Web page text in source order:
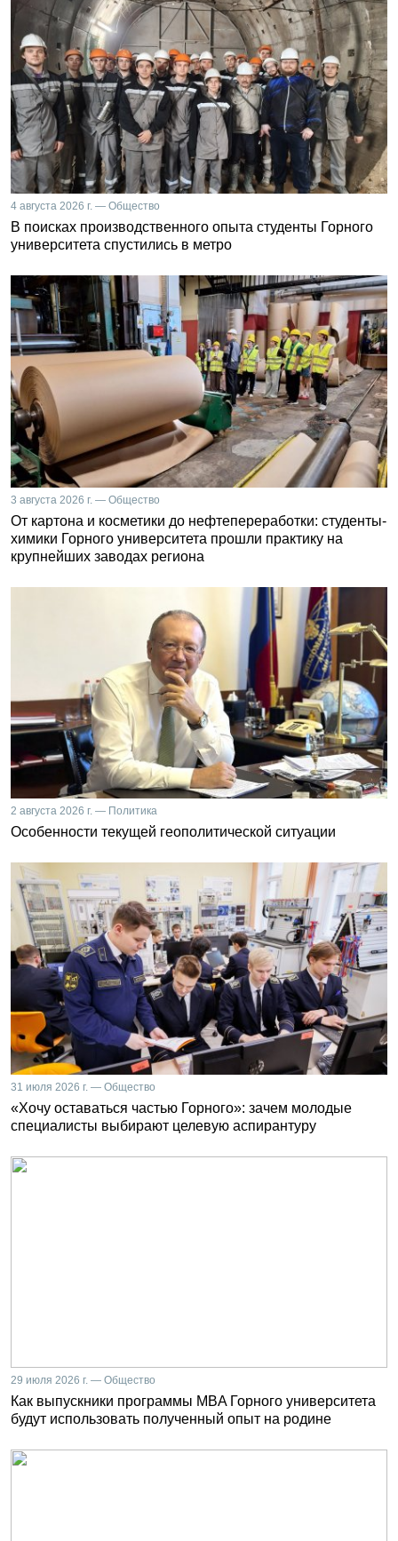
4 августа 2026 г. — Общество
В поисках производственного опыта студенты Горного
университета спустились в метро
3 августа 2026 г. — Общество
От картона и косметики до нефтепереработки: студенты-
химики Горного университета прошли практику на
крупнейших заводах региона
2 августа 2026 г. — Политика
Особенности текущей геополитической ситуации
31 июля 2026 г. — Общество
«Хочу оставаться частью Горного»: зачем молодые
специалисты выбирают целевую аспирантуру
29 июля 2026 г. — Общество
Как выпускники программы MBA Горного университета
будут использовать полученный опыт на родине